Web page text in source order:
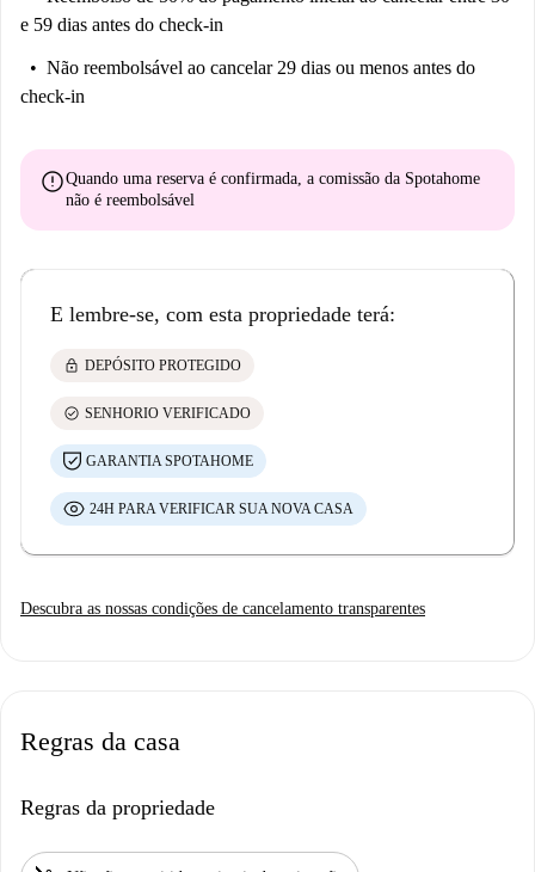
e 59 dias antes do check-in
Não reembolsável ao cancelar 29 dias ou menos antes do
check-in
errorQuando uma reserva é confirmada, a comissão da Spotahome
não é reembolsável
E lembre-se, com esta propriedade terá:
lock DEPÓSITO PROTEGIDO
check_circle SENHORIO VERIFICADO
GARANTIA SPOTAHOME
24H PARA VERIFICAR SUA NOVA CASA
Descubra as nossas condições de cancelamento transparentes
Regras da casa
Regras da propriedade